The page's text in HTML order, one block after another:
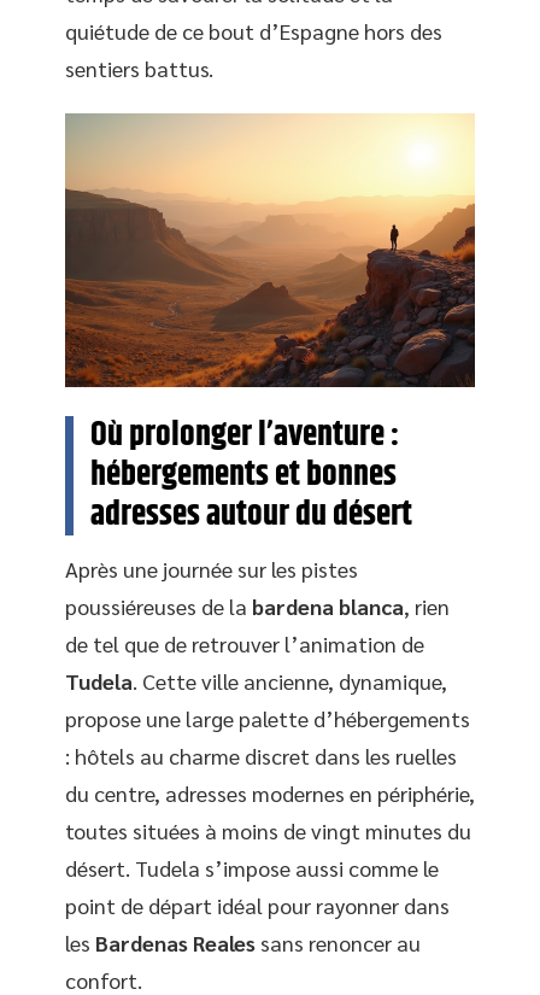
quiétude de ce bout d’Espagne hors des
sentiers battus.
Où prolonger l’aventure :
hébergements et bonnes
adresses autour du désert
Après une journée sur les pistes
poussiéreuses de la bardena blanca, rien
de tel que de retrouver l’animation de
Tudela. Cette ville ancienne, dynamique,
propose une large palette d’hébergements
: hôtels au charme discret dans les ruelles
du centre, adresses modernes en périphérie,
toutes situées à moins de vingt minutes du
désert. Tudela s’impose aussi comme le
point de départ idéal pour rayonner dans
les Bardenas Reales sans renoncer au
confort.